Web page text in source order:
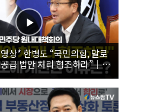
상* 한병도 “국민의힘, 말로
급 법안 처리 협조하라”｜
민주당 원내대책회의